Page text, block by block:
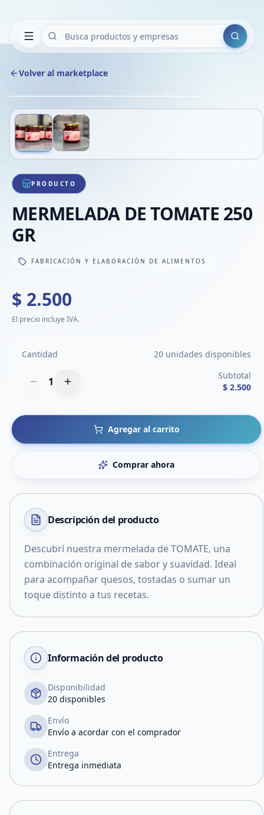
Buscar
Volver al marketplace
1/2
PRODUCTO
MERMELADA DE TOMATE 250
GR
FABRICACIÓN Y ELABORACIÓN DE ALIMENTOS
$ 2.500
El precio incluye IVA.
Cantidad 20 unidades disponibles
1
Subtotal
$ 2.500
Agregar al carrito
Comprar ahora
Descripción del producto
Descubrí nuestra mermelada de TOMATE, una
combinación original de sabor y suavidad. Ideal
para acompañar quesos, tostadas o sumar un
toque distinto a tus recetas.
Información del producto
Disponibilidad
20 disponibles
Envío
Envío a acordar con el comprador
Entrega
Entrega inmediata